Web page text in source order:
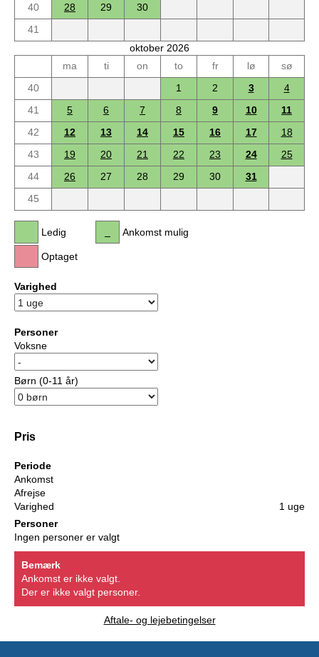
40
28 29
30
41
oktober 2026
ma
ti on to fr lø
sø
40
1 2 3
4
41
5 6 7 8 9 10
11
42
12 13 14 15 16 17
18
43
19 20 21 22 23 24
25
44
26 27 28 29 30
31
45
Ledig
Optaget
Ankomst mulig
Varighed
Personer
Voksne
Børn (0-11 år)
Pris
Periode
Ankomst
Afrejse
Varighed
1 uge
Personer
Ingen personer er valgt
Bemærk
Ankomst er ikke valgt.
Der er ikke valgt personer.
Aftale- og lejebetingelser